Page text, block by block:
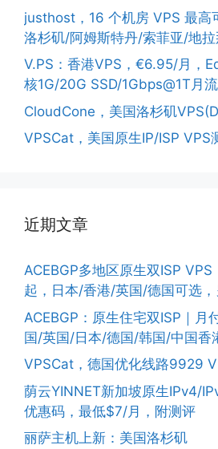
justhost，16 个机房 VPS 最高
洛杉矶/阿姆斯特丹/索菲亚/地
V.PS：香港VPS，€6.95/月，
核1G/20G SSD/1Gbps@1T月
CloudCone，美国洛杉矶
VPSCat，美国原生IP/ISP VPS
近期文章
ACEBGP多地区原生双ISP
起，日本/香港/英国/德国可选
ACEBGP：原生住宅双ISP｜月
国/英国/日本/德国/韩国/中国香
VPSCat，德国优化线路9929
荫云YINNET新加坡原生IPv4/
优惠码，最低$7/月，附测评
丽萨主机上新：美国洛杉矶